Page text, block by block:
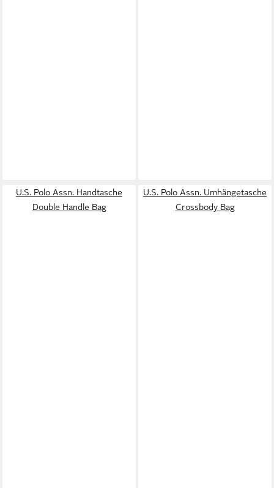
U.S. Polo Assn. Handtasche
Double Handle Bag
U.S. Polo Assn. Umhängetasche
Crossbody Bag